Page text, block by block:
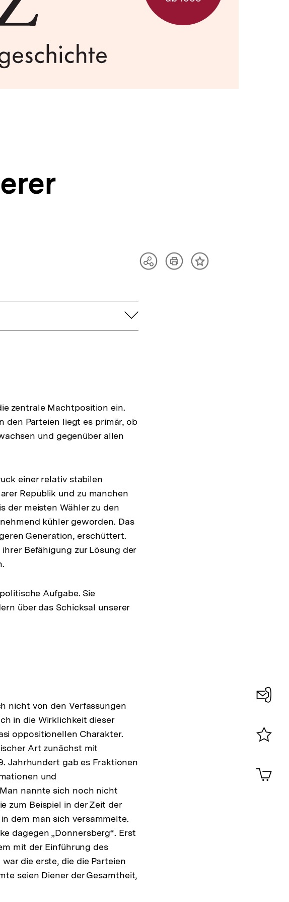
TeilenArtikelInhalt
aufklappen
zentrale Machtposition ein.
den Parteien liegt es primär, ob
und gegenüber allen
einer relativ stabilen
Republik und zu manchen
der meisten Wähler zu den
kühler geworden. Das
Generation, erschüttert.
Befähigung zur Lösung der
Aufgabe. Sie
über das Schicksal unserer
nicht von den Verfassungen
in die Wirklichkeit dieser
oppositionellen Charakter.
Art zunächst mit
Jahrhundert gab es Fraktionen
und
nannte sich noch nicht
zum Beispiel in der Zeit der
dem man sich versammelte.
dagegen „Donnersberg“. Erst
mit der Einführung des
die erste, die die Parteien
seien Diener der Gesamtheit,